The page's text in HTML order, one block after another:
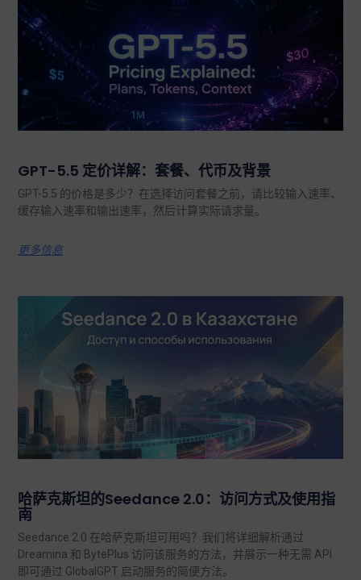
GPT-5.5 定价详解：套餐、代币及背景
GPT-5.5 的价格是多少？在选择访问套餐之前，请比较输入速率、
缓存输入速率和输出速率，然后计算实际请求量。.
更多信息
哈萨克斯坦的Seedance 2.0：访问方式及使用指
南
Seedance 2.0 在哈萨克斯坦可用吗？我们将详细解析通过
Dreamina 和 BytePlus 访问该服务的方法，并展示一种无需 API
即可通过 GlobalGPT 启动服务的简便方法。.